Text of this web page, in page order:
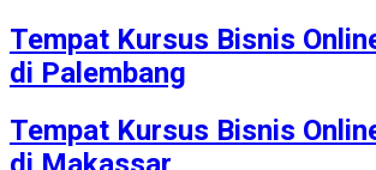
Tempat Kursus Bisnis
di Palembang
Tempat Kursus Bisnis